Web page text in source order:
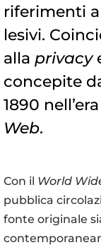
riferimenti
lesivi.
alla privacy
concepite
1890
Web.
Con il World
pubblica
fonte originale